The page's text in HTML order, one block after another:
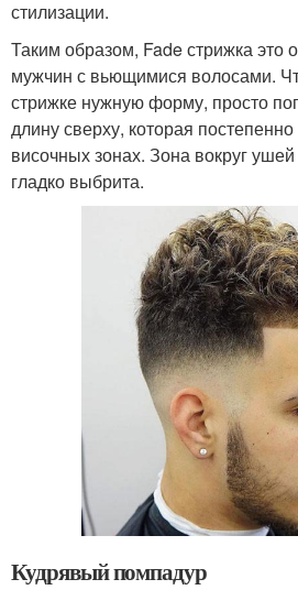
стилизации.
Таким образом, Fade стрижка это
мужчин с вьющимися волосами.
стрижке нужную форму, просто
длину сверху, которая постепенно
височных зонах. Зона вокруг
гладко выбрита.
Кудрявый помпадур